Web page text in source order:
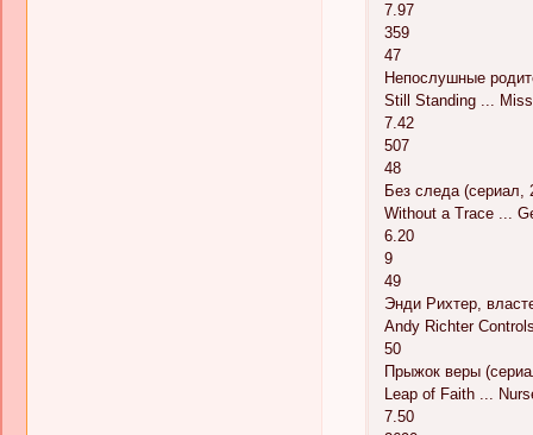
7.97
359
47
Непослушные
Still Standing ...
7.42
507
48
Без следа (сериал,
Without a Trace ...
6.20
9
49
Энди Рихтер,
Andy Richter
50
Прыжок веры
Leap of Faith ...
7.50